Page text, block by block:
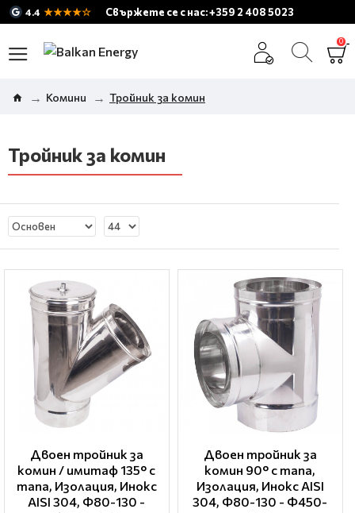
4.4 ★★★★☆ Свържете се с нас: +359 2 408 5023
0
Комини Тройник за комин
Тройник за комин
Двоен тройник за
комин / имитаф 135° с
тапа, Изолация, Инокс
AISI 304, Φ80-130 -
Двоен тройник за
комин 90° с тапа,
Изолация, Инокс AISI
304, Φ80-130 - Φ450-